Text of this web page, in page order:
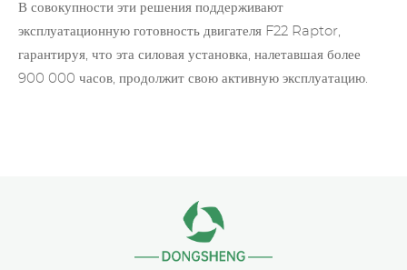
В совокупности эти решения поддерживают
эксплуатационную готовность двигателя F22 Raptor,
гарантируя, что эта силовая установка, налетавшая более
900 000 часов, продолжит свою активную эксплуатацию.